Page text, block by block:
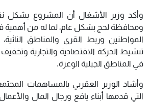
وأكد وزير الأشغال أن المشروع يشكل
ومحافظة لحج بشكل عام، لما له من
المواطنين وربط القرى والمناطق
تنشيط الحركة الاقتصادية والتجارية
في المناطق الجبلية الوعرة.
وأشاد الوزير العقربي بالمساهمات
التي قدمها أبناء يافع ورجال المال